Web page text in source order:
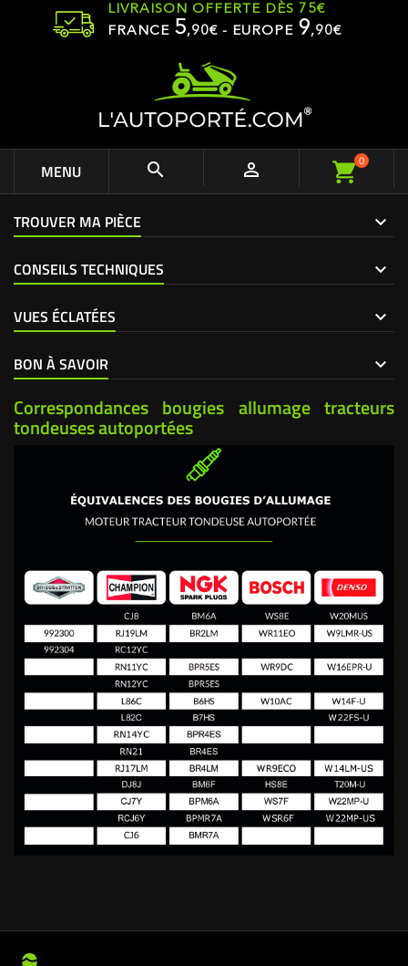
LIVRAISON OFFERTE DÈS 75€
FRANCE 5,90€ - EUROPE 9,90€
MENU   0
TROUVER MA PIÈCE
CONSEILS TECHNIQUES
VUES ÉCLATÉES
BON À SAVOIR
Correspondances bougies allumage tracteurs
tondeuses autoportées